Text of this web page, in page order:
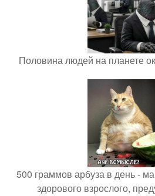
Половина людей на планете
500 граммов арбуза в день -
здорового взрослого,